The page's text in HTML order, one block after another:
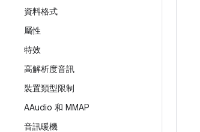
資料格式
屬性
特效
高解析度音訊
裝置類型限制
AAudio 和 MMAP
音訊暖機